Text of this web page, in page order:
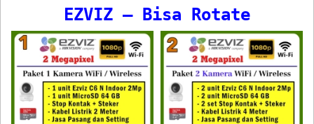
EZVIZ – Bisa Rotate